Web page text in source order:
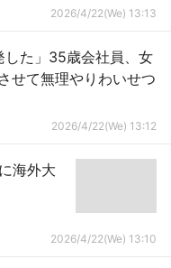
2026/4/22(We) 13:13
した」35歳会社員、女
せて無理やりわいせつ
2026/4/22(We) 13:12
海外大
2026/4/22(We) 13:10